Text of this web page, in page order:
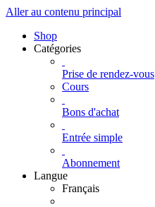
Aller au contenu principal
Shop
Catégories
Prise de rendez-vous
Cours
Bons d'achat
Entrée simple
Abonnement
Langue
Français